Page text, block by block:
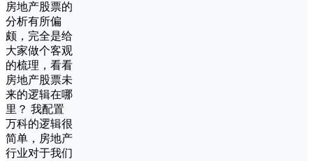
房地产股票的
分析有所偏
颇，完全是给
大家做个客观
的梳理，看看
房地产股票未
来的逻辑在哪
里？ 我配置
万科的逻辑很
简单，房地产
行业对于我们